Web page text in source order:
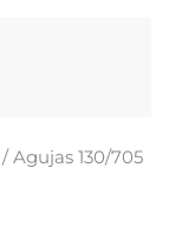
/ Agujas 130/705